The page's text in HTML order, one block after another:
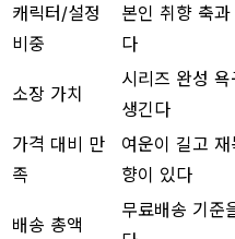
캐릭터/설정
비중
본인 취향 축과
다
소장 가치
시리즈 완성 욕
생긴다
가격 대비 만
족
여운이 길고 재
향이 있다
배송 총액
무료배송 기준